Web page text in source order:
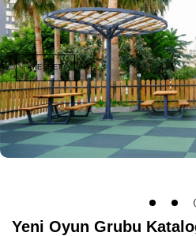
#KEŞFET
Yeni Oyun Grubu